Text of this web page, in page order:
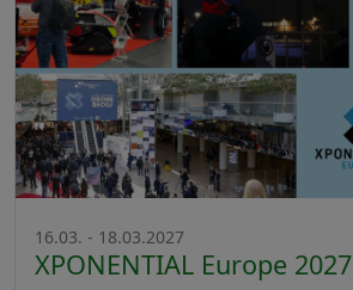
16.03. - 18.03.2027
XPONENTIAL Europe 2027